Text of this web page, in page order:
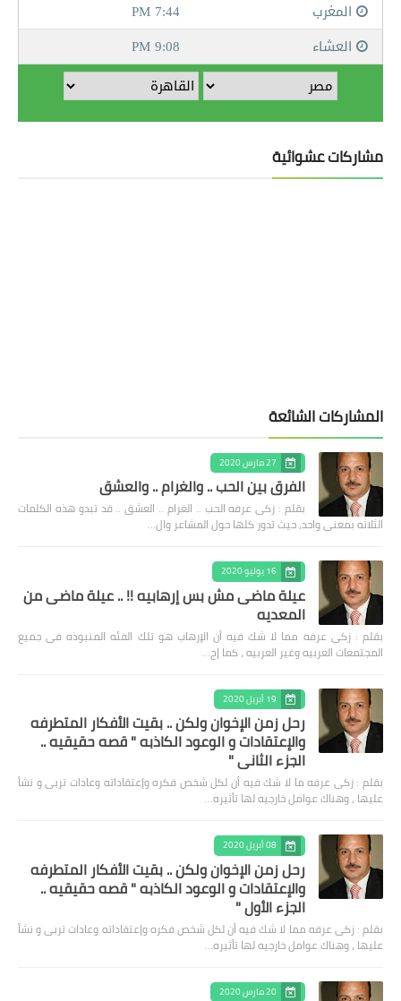
مشاركات عشوائية
المشاركات الشائعة
27 مارس 2020
الفرق بين الحب .. والغرام .. والعشق
بقلم : زكى عرفه الحب .. الغرام .. العشق .. قد تبدو هذه الكلمات
الثلاثه بمعنى واحد، حيث تدور كلها حول المشاعر وال…
16 يوليو 2020
عيلة ماضى مش بس إرهابيه !! .. عيلة ماضى من
المعديه
بقلم : زكى عرفه مما لا شك فيه أن الإرهاب هو تلك الفئه المنبوذه فى جميع
المجتمعات العربيه وغير العربيه ، كما إج…
19 أبريل 2020
رحل زمن الإخوان ولكن .. بقيت الأفكار المتطرفه
والإعتقادات و الوعود الكاذبه " قصه حقيقيه ..
الجزء الثاني "
بقلم : زكى عرفه ‎ما لا شك فيه أن لكل شخص فكره وإعتقاداته وعادات تربى و نشأ
عليها ، وهناك عوامل خارجيه لها تأثيره…
08 أبريل 2020
رحل زمن الإخوان ولكن .. بقيت الأفكار المتطرفه
والإعتقادات و الوعود الكاذبه " قصه حقيقيه ..
الجزء الأول "
بقلم : زكى عرفه مما لا شك فيه أن لكل شخص فكره وإعتقاداته وعادات تربى و نشأ
عليها ، وهناك عوامل خارجيه لها تأثيره…
20 مارس 2020